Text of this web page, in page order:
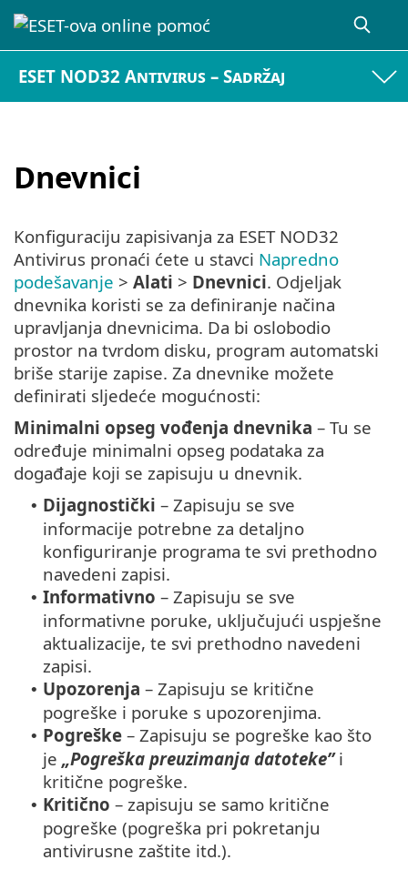
ESET NOD32 Antivirus – Sadržaj
Dnevnici
Konfiguraciju zapisivanja za ESET NOD32
Antivirus pronaći ćete u stavci Napredno
podešavanje > Alati > Dnevnici. Odjeljak
dnevnika koristi se za definiranje načina
upravljanja dnevnicima. Da bi oslobodio
prostor na tvrdom disku, program automatski
briše starije zapise. Za dnevnike možete
definirati sljedeće mogućnosti:
Minimalni opseg vođenja dnevnika – Tu se
određuje minimalni opseg podataka za
događaje koji se zapisuju u dnevnik.
• Dijagnostički – Zapisuju se sve
informacije potrebne za detaljno
konfiguriranje programa te svi prethodno
navedeni zapisi.
• Informativno – Zapisuju se sve
informativne poruke, uključujući uspješne
aktualizacije, te svi prethodno navedeni
zapisi.
• Upozorenja – Zapisuju se kritične
pogreške i poruke s upozorenjima.
• Pogreške – Zapisuju se pogreške kao što
je „Pogreška preuzimanja datoteke”i
kritične pogreške.
• Kritično – zapisuju se samo kritične
pogreške (pogreška pri pokretanju
antivirusne zaštite itd.).